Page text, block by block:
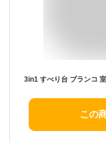
この